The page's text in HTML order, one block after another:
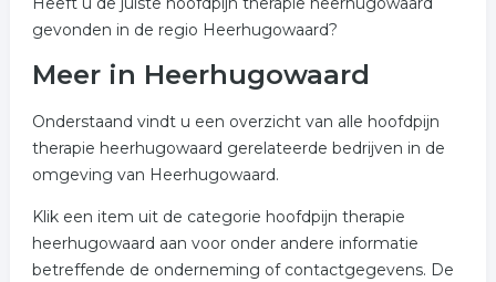
gevonden in de regio Heerhugowaard?
Meer in Heerhugowaard
Onderstaand vindt u een overzicht van alle hoofdpijn
therapie heerhugowaard gerelateerde bedrijven in de
omgeving van Heerhugowaard.
Klik een item uit de categorie hoofdpijn therapie
heerhugowaard aan voor onder andere informatie
betreffende de onderneming of contactgegevens. De